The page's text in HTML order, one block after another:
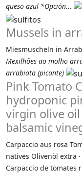
queso azul *Opción...
Mussels in
Miesmuscheln in
Mexilhões ao molho
arrabiata (picante)
Pink Tomato
hydroponic
virgin olive oil
balsamic
Carpaccio aus rosa
natives Olivenöl extra
Carpaccio de tomates